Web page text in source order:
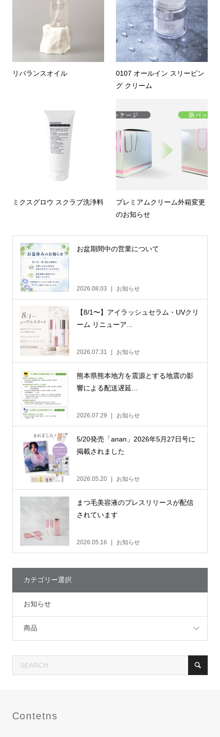
リバランスオイル
0107 オールイン スリーピン
グ クリーム
ミクスグロウ スクラブ洗浄料
プレミアムクリーム外箱変更
のお知らせ
お盆期間中の営業について
2026.08.03 お知らせ
【8/1〜】アイラッシュセラム・UVクリ
ーム リニューア...
2026.07.31 お知らせ
熊本県熊本地方を震源とする地震の影
響による配送遅延...
2026.07.29 お知らせ
5/20発売「anan」2026年5月27日号に
掲載されました
2026.05.20 お知らせ
まつ毛美容液のプレスリリースが配信
されています
2026.05.16 お知らせ
カテゴリー選択
お知らせ
商品
Contetns